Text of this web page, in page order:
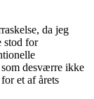
da jeg
stod for
desværre ikke
et af årets